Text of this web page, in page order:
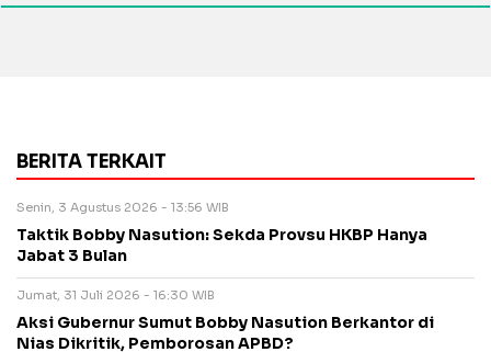
BERITA TERKAIT
Senin, 3 Agustus 2026 - 13:56 WIB
Taktik Bobby Nasution: Sekda Provsu HKBP Hanya
Jabat 3 Bulan
Jumat, 31 Juli 2026 - 16:30 WIB
Aksi Gubernur Sumut Bobby Nasution Berkantor di
Nias Dikritik, Pemborosan APBD?